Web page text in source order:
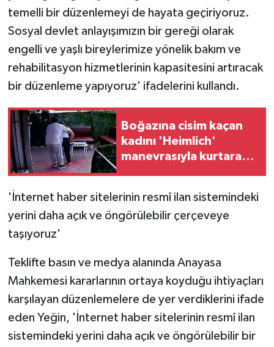
temelli bir düzenlemeyi de hayata geçiriyoruz.
Sosyal devlet anlayışımızın bir gereği olarak
engelli ve yaşlı bireylerimize yönelik bakım ve
rehabilitasyon hizmetlerinin kapasitesini artıracak
bir düzenleme yapıyoruz' ifadelerini kullandı.
Boğazına cisim kaçan
kadını 'Heimlich'
manevrasıyla kurtaran
'İnternet haber sitelerinin resmî ilan sistemindeki
yerini daha açık ve öngörülebilir çerçeveye
taşıyoruz'
Teklifte basın ve medya alanında Anayasa
Mahkemesi kararlarının ortaya koyduğu ihtiyaçları
karşılayan düzenlemelere de yer verdiklerini ifade
eden Yeğin, 'İnternet haber sitelerinin resmî ilan
sistemindeki yerini daha açık ve öngörülebilir bir